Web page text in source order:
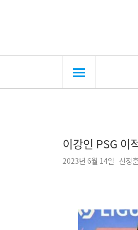
이강인 PSG 이
2023년 6월 14일 신정